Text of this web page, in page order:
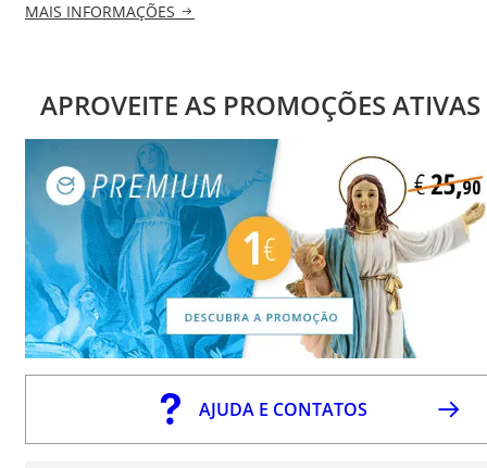
MAIS INFORMAÇÕES
APROVEITE AS PROMOÇÕES ATIVAS
AJUDA E CONTATOS